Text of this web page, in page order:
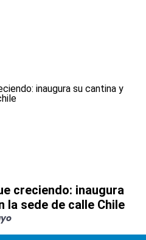
creciendo: inaugura
la sede de calle Chile